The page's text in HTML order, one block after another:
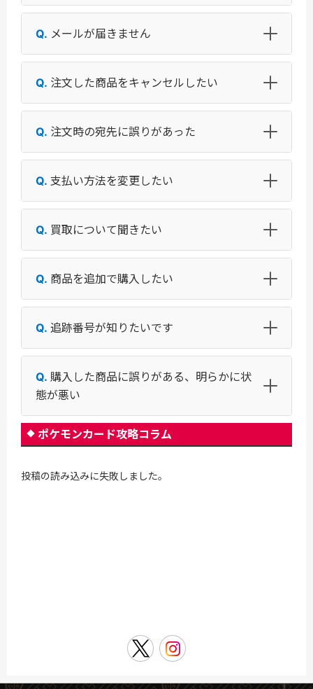
メールが届きません
注文した商品をキャンセルしたい
注文時の宛先に誤りがあった
支払い方法を変更したい
買取について聞きたい
商品を追加で購入したい
追跡番号が知りたいです
購入した商品に誤りがある、明らかに状
態が悪い
ポケモンカード攻略コラム
投稿の読み込みに失敗しました。